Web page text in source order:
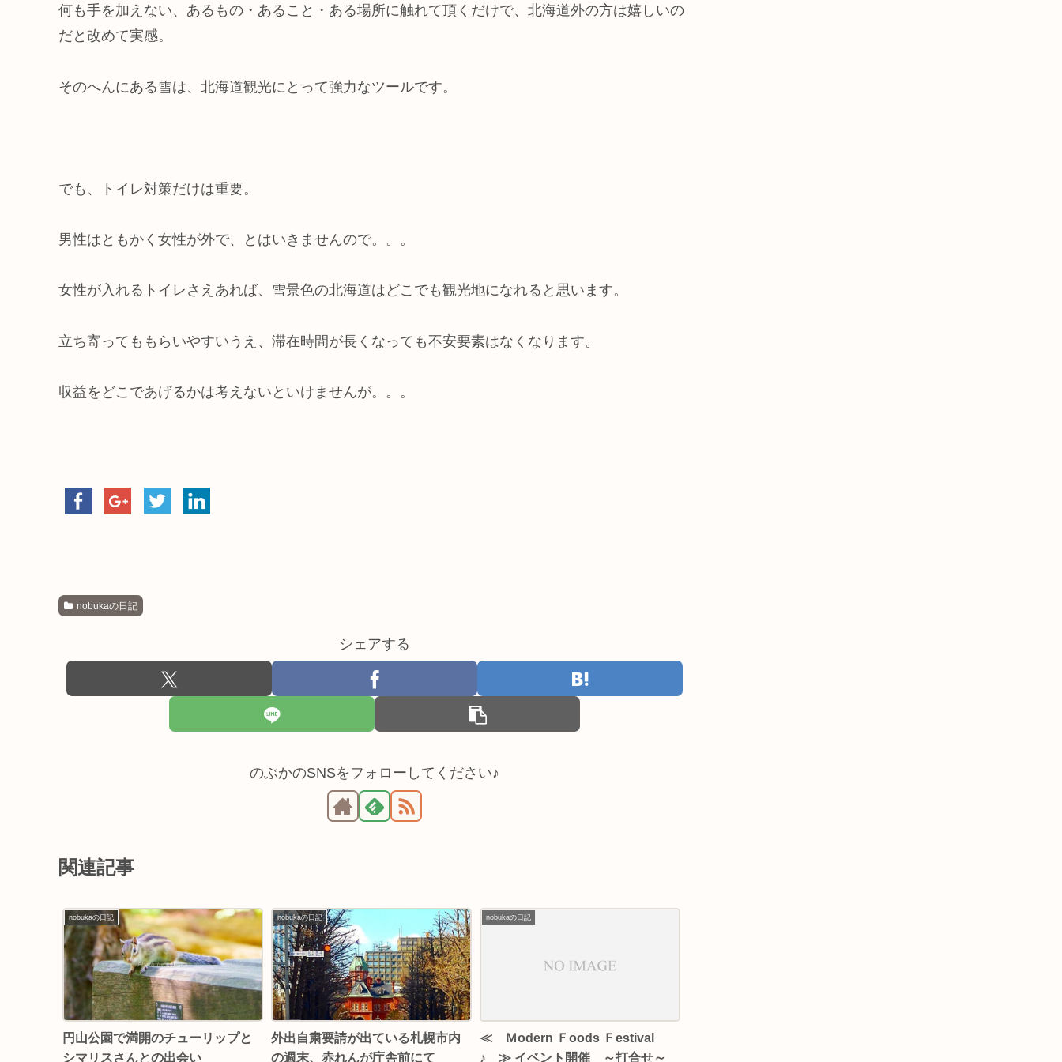
何も手を加えない、あるもの・あること・ある場所に触れて頂くだけで、北海道外の方は嬉しいの
だと改めて実感。
そのへんにある雪は、北海道観光にとって強力なツールです。
でも、トイレ対策だけは重要。
男性はともかく女性が外で、とはいきませんので。。。
女性が入れるトイレさえあれば、雪景色の北海道はどこでも観光地になれると思います。
立ち寄ってももらいやすいうえ、滞在時間が長くなっても不安要素はなくなります。
収益をどこであげるかは考えないといけませんが。。。
nobukaの日記
シェアする
のぶかのSNSをフォローしてください♪
関連記事
nobukaの日記
円山公園で満開のチューリップと
シマリスさんとの出会い
nobukaの日記
外出自粛要請が出ている札幌市内
の週末、赤れんが庁舎前にて
nobukaの日記
≪ Ｍodern Ｆoods Ｆestival
♪ ≫ イベント開催 ～打合せ～